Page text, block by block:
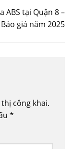
ABS tại Quận 8 –
Báo giá năm 2025
công khai.
*